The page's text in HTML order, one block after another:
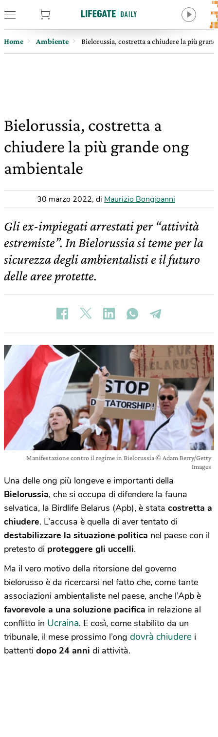
Home Ambiente Bielorussia, costretta a chiudere la più
Bielorussia, costretta a
chiudere la più grande ong
ambientale
30 marzo 2022, di Maurizio Bongioanni
Gli ex-impiegati arrestati per “attività
estremiste”. In Bielorussia si teme per la
sicurezza degli ambientalisti e il futuro
delle aree protette.
Manifestazione contro il regime in Bielorussia © Adam Berry/Getty
Images
Una delle ong più longeve e importanti della
Bielorussia, che si occupa di difendere la fauna
selvatica, la Birdlife Belarus (Apb), è stata costretta a
chiudere. L’accusa è quella di aver tentato di
destabilizzare la situazione politica nel paese con il
pretesto di proteggere gli uccelli.
Ma il vero motivo della ritorsione del governo
bielorusso è da ricercarsi nel fatto che, come tante
associazioni ambientaliste nel paese, anche l’Apb è
favorevole a una soluzione pacifica in relazione al
conflitto in Ucraina. E così, come stabilito da un
tribunale, il mese prossimo l’ong dovrà chiudere i
battenti dopo 24 anni di attività.